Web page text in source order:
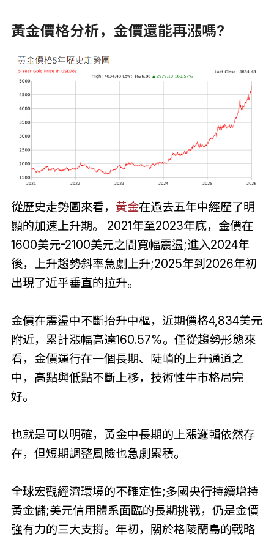
黃金價格分析，金價還能再漲嗎?
從歷史走勢圖來看， 黃金在過去五年中經歷了明
顯的加速上升期。 2021年至2023年底，金價在
1600美元-2100美元之間寬幅震盪;進入2024年
後，上升趨勢斜率急劇上升;2025年到2026年初
出現了近乎垂直的拉升。
金價在震盪中不斷抬升中樞，近期價格4,834美元
附近，累計漲幅高達160.57%。僅從趨勢形態來
看，金價運行在一個長期、陡峭的上升通道之
中，高點與低點不斷上移，技術性牛市格局完
好。
也就是可以明確，黃金中長期的上漲邏輯依然存
在，但短期調整風險也急劇累積。
全球宏觀經濟環境的不確定性;多國央行持續增持
黃金儲;美元信用體系面臨的長期挑戰，仍是金價
強有力的三大支撐。年初，關於格陵蘭島的戰略